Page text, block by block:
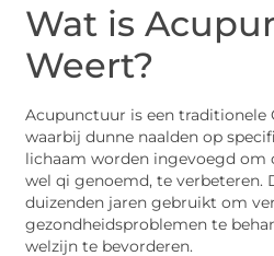
Wat is
Weert?
Acupunctuur is een traditionele
waarbij dunne naalden op
lichaam worden ingevoegd om
wel qi genoemd, te verbeteren.
duizenden jaren gebruikt om
gezondheidsproblemen te
welzijn te bevorderen.